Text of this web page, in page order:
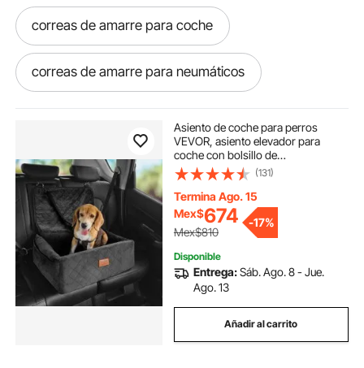
correas de amarre para coche
correas de amarre para neumáticos
correas de elevación
buzón de correo para exterior
buzon de correo para exterior
buzon para correo exterior
Asiento de coche para perros
VEVOR, asiento elevador para
coche con bolsillo de
almacenamiento, correa de
seguridad con clip, relleno de
esponja y algodón PP, cama para
perros pequeños y medianos de
hasta 18 kg, color negro
(131)
Termina Ago. 15
Mex$674
Mex$810
-17%
Disponible
Entrega:Sáb. Ago. 8 - Jue.
Ago. 13
Añadir al carrito